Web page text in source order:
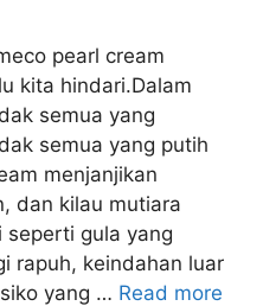
pearl cream
kita hindari.Dalam
semua yang
semua yang putih
menjanjikan
dan kilau mutiara
seperti gula yang
rapuh, keindahan luar
yang … Read more